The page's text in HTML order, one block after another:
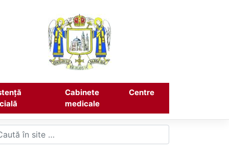
Cabinete
medicale
Centre